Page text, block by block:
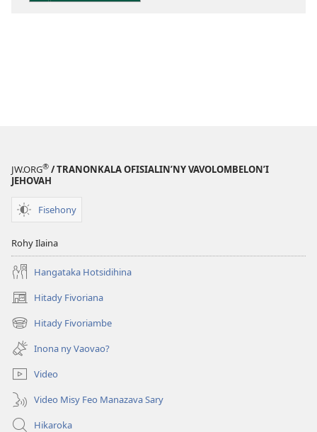
JW.ORG® / TRANONKALA OFISIALIN’NY VAVOLOMBELON’I
JEHOVAH
Fisehony
Rohy Ilaina
Hangataka Hotsidihina
Hitady Fivoriana
(manokatra
rohy) Hitady Fivoriambe
(manokatra
rohy) Inona ny Vaovao?
Video
Video Misy Feo Manazava Sary
Hikaroka